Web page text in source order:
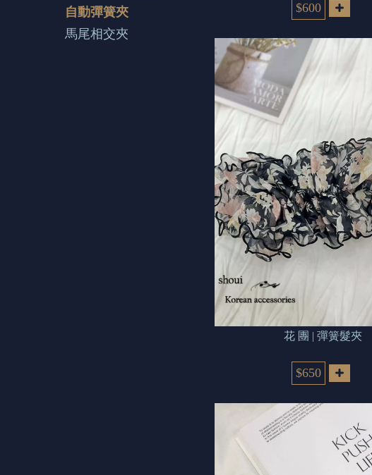
自動彈簧夾
馬尾相交夾
$600
花 團 | 彈簧髮夾
$650